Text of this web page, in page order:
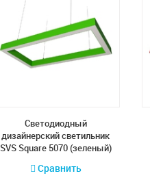
Cветодиодный
дизайнерский светильник
SVS Square 5070 (зеленый)
Сравнить